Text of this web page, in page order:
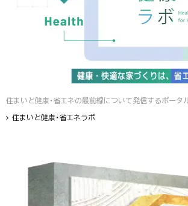
住まいと健康・省エネの最前線について発信するポータ
住まいと健康・省エネラボ